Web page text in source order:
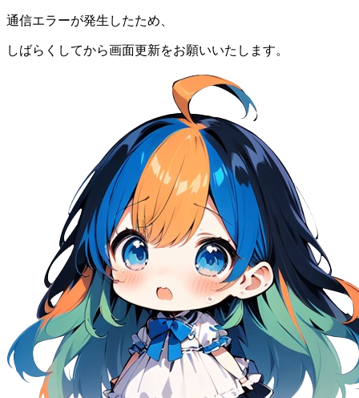
通信エラーが発生したため、
しばらくしてから画面更新をお願いいたします。